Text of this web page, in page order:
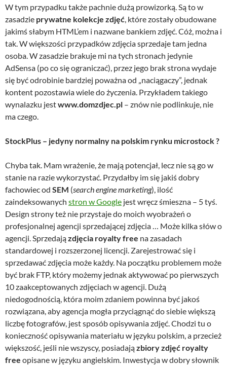
W tym przypadku także pachnie dużą prowizorką. Są to w
zasadzie prywatne kolekcje zdjęć, które zostały obudowane
jakimś słabym HTML’em i nazwane bankiem zdjęć. Cóż, można i
tak. W większości przypadków zdjęcia sprzedaje tam jedna
osoba. W zasadzie brakuje mi na tych stronach jedynie
AdSensa (po co się ograniczać), przez jego brak strona wydaje
się być odrobinie bardziej poważna od „naciągaczy”, jednak
kontent pozostawia wiele do życzenia. Przykładem takiego
wynalazku jestwww.domzdjec.pl – znów nie podlinkuje, nie
ma czego.
StockPlus – jedyny normalny na polskim rynku microstock ?
Chyba tak. Mam wrażenie, że mają potencjał, lecz nie są go w
stanie na razie wykorzystać. Przydałby im się jakiś dobry
fachowiec od SEM (search engine marketing), ilość
zaindeksowanych stron w Google jest wręcz śmieszna – 5 tyś.
Design strony też nie przystaje do moich wyobrażeń o
profesjonalnej agencji sprzedającej zdjęcia … Może kilka słów o
agencji. Sprzedajązdjęcia royalty free na zasadach
standardowej i rozszerzonej licencji. Zarejestrować się i
sprzedawać zdjęcia może każdy. Na początku problemem może
być brak FTP, który możemy jednak aktywować po pierwszych
10 zaakceptowanych zdjęciach w agencji. Dużą
niedogodnością, która moim zdaniem powinna być jakoś
rozwiązana, aby agencja mogła przyciągnąć do siebie większą
liczbę fotografów, jest sposób opisywania zdjęć. Chodzi tu o
konieczność opisywania materiału w języku polskim, a przecież
większość, jeśli nie wszyscy, posiadajązbiory zdjęć royalty
free opisane w języku angielskim. Inwestycja w dobry słownik